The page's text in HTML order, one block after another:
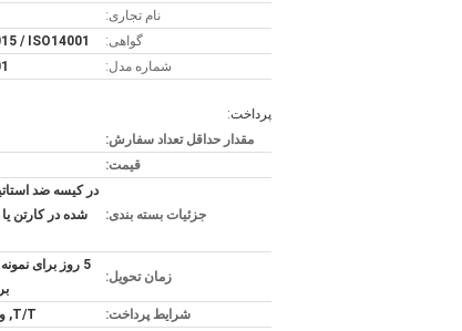
نام تجاری:
گواهی:
/ ISO14001
شماره مدل:
پرداخت:
مقدار حداقل تعداد سفارش:
قیمت:
جزئیات بسته بندی:
در کیسه ضد
شده در کارتن یا
زمان تحویل:
شرایط پرداخت:
T/T, وسترن یونیون